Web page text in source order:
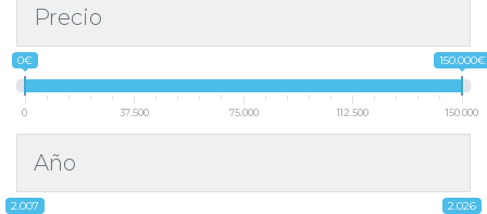
Precio
0€ 150.000€
0 37.500 75.000 112.500 150.000
Año
2.007 2.026